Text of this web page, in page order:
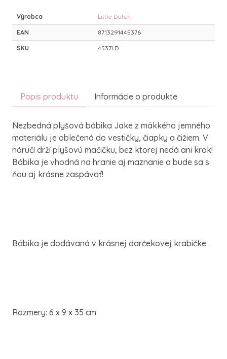
Výrobca Little Dutch
EAN 8713291445376
SKU 4537LD
Popis produktu Informácie o produkte
Nezbedná plyšová bábika Jake z mäkkého jemného
materiálu je oblečená do vestičky, čiapky a čižiem. V
náručí drží plyšovú mačičku, bez ktorej nedá ani krok!
Bábika je vhodná na hranie aj maznanie a bude sa s
ňou aj krásne zaspávať!
Bábika je dodávaná v krásnej darčekovej krabičke.
Rozmery: 6 x 9 x 35 cm